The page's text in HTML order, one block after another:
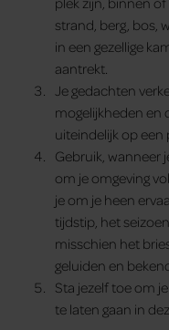
strand, berg, bos,
in een gezellige
aantrekt.
Je gedachten
mogelijkheden en
uiteindelijk op
Gebruik, wanneer
om je omgeving
je om je heen
tijdstip, het
misschien het
geluiden en
Sta jezelf toe om
te laten gaan in